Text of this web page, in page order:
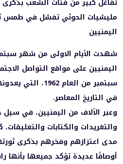
تفاعُل كبير من فئات الشعب بذكرى
اليمنيين
شهدت الأيام الاولى من شهر
سبتمبر من العام
في التاريخ المعاصر.
وعبر الآلاف من اليمنيين، في
والتغريدات والكتابات
مدى اعتزازهم وفخرهم بذكرى
أوصافًا عديدة تؤكد جميعها بأنها